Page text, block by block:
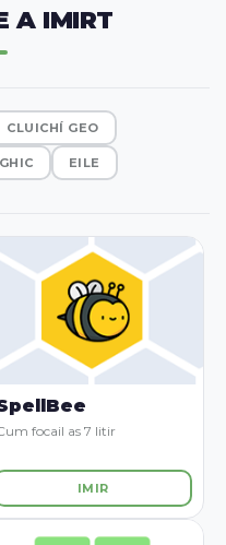
A IMIRT
CLUICHÍ GEO
EILE
focail as 7 litir
IMIR